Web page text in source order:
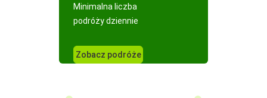
Minimalna liczba
podróży dziennie
Zobacz podróże